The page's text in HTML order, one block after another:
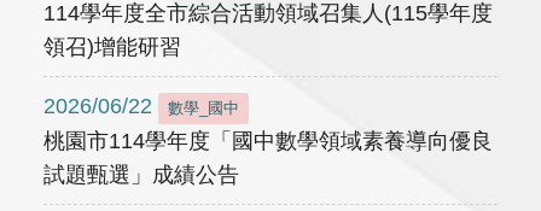
114學年度全市綜合活動領域召集人(115學年度
領召)增能研習
2026/06/22 數學_國中
桃園市114學年度「國中數學領域素養導向優良
試題甄選」成績公告